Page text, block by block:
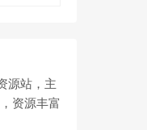
源站，主
资源丰富